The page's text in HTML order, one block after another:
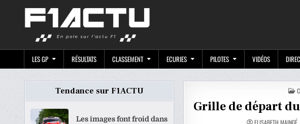
LES GP RÉSULTATS CLASSEMENT ECURIES PILOTES VIDÉOS
Grille de départ
ELISABETH MAINGÉ,
Tendance sur F1ACTU
Les images font froid dans